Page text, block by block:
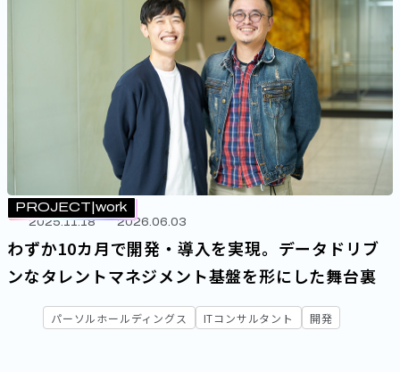
PROJECT work
2025.11.18 2026.06.03
わずか10カ月で開発・導入を実現。データドリブ
ンなタレントマネジメント基盤を形にした舞台裏
パーソルホールディングス ITコンサルタント 開発